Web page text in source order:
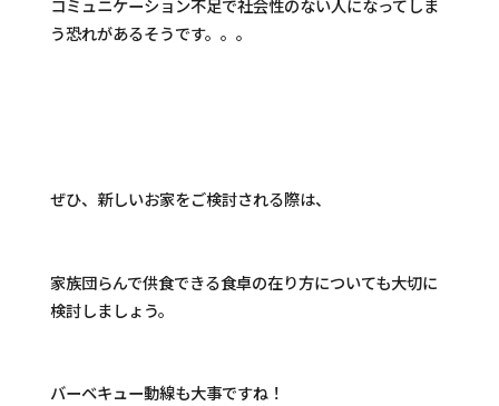
コミュニケーション不足で社会性のない人になってしま
う恐れがあるそうです。。。
ぜひ、新しいお家をご検討される際は、
家族団らんで供食できる食卓の在り方についても大切に
検討しましょう。
バーベキュー動線も大事ですね！